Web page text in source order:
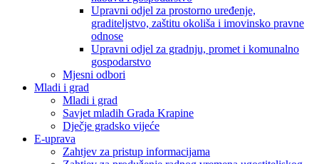
Upravni odjel za prostorno uređenje,
graditeljstvo, zaštitu okoliša i imovinsko pravne
odnose
Upravni odjel za gradnju, promet i komunalno
gospodarstvo
Mjesni odbori
Mladi i grad
Mladi i grad
Savjet mladih Grada Krapine
Dječje gradsko vijeće
E-uprava
Zahtjev za pristup informacijama